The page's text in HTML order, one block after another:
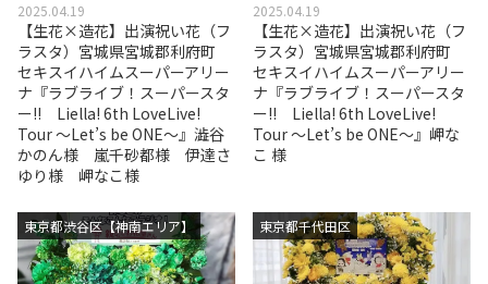
2025.04.19
【生花×造花】出演祝い花（フ
ラスタ）宮城県宮城郡利府町
セキスイハイムスーパーアリー
ナ『ラブライブ！スーパースタ
ー!! Liella! 6th LoveLive!
Tour ～Let’s be ONE～』澁谷
かのん様 嵐千砂都様 伊達さ
ゆり様 岬なこ様
2025.04.19
【生花×造花】出演祝い花（フ
ラスタ）宮城県宮城郡利府町
セキスイハイムスーパーアリー
ナ『ラブライブ！スーパースタ
ー!! Liella! 6th LoveLive!
Tour ～Let’s be ONE～』岬な
こ 様
東京都渋谷区【神南エリア】 東京都千代田区